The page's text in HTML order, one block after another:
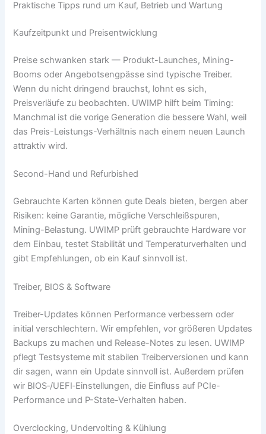
Praktische Tipps rund um Kauf, Betrieb und Wartung
Kaufzeitpunkt und Preisentwicklung
Preise schwanken stark — Produkt-Launches, Mining-
Booms oder Angebotsengpässe sind typische Treiber.
Wenn du nicht dringend brauchst, lohnt es sich,
Preisverläufe zu beobachten. UWIMP hilft beim Timing:
Manchmal ist die vorige Generation die bessere Wahl, weil
das Preis-Leistungs-Verhältnis nach einem neuen Launch
attraktiv wird.
Second-Hand und Refurbished
Gebrauchte Karten können gute Deals bieten, bergen aber
Risiken: keine Garantie, mögliche Verschleißspuren,
Mining-Belastung. UWIMP prüft gebrauchte Hardware vor
dem Einbau, testet Stabilität und Temperaturverhalten und
gibt Empfehlungen, ob ein Kauf sinnvoll ist.
Treiber, BIOS & Software
Treiber-Updates können Performance verbessern oder
initial verschlechtern. Wir empfehlen, vor größeren Updates
Backups zu machen und Release-Notes zu lesen. UWIMP
pflegt Testsysteme mit stabilen Treiberversionen und kann
dir sagen, wann ein Update sinnvoll ist. Außerdem prüfen
wir BIOS‑/UEFI‑Einstellungen, die Einfluss auf PCIe-
Performance und P-State-Verhalten haben.
Overclocking, Undervolting & Kühlung